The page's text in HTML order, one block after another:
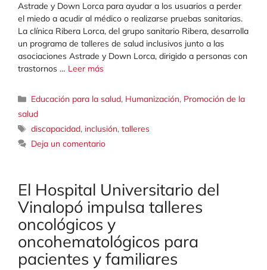
Astrade y Down Lorca para ayudar a los usuarios a perder
el miedo a acudir al médico o realizarse pruebas sanitarias.
La clínica Ribera Lorca, del grupo sanitario Ribera, desarrolla
un programa de talleres de salud inclusivos junto a las
asociaciones Astrade y Down Lorca, dirigido a personas con
trastornos … Leer más
Categorías
Educación para la salud, Humanización, Promoción de la
salud
Etiquetas
discapacidad, inclusión,talleres
Deja un comentario
El Hospital Universitario del
Vinalopó impulsa talleres
oncológicos y
oncohematológicos para
pacientes y familiares